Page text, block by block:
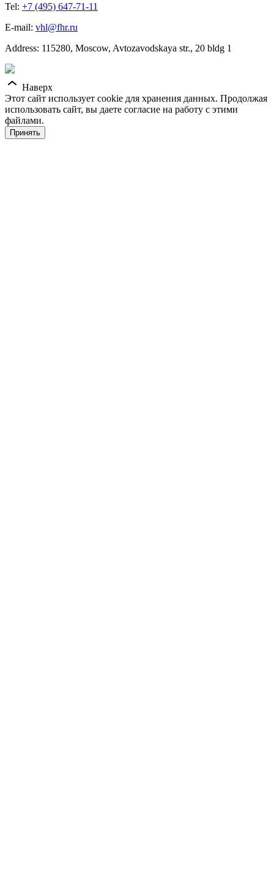
Tel: +7 (495) 647-71-11
E-mail: vhl@fhr.ru
Address: 115280, Moscow, Avtozavodskaya str., 20 bldg 1
Наверх
Этот сайт использует cookie для хранения данных. Продолжая
использовать сайт, вы даете согласие на работу с этими
файлами.
Принять